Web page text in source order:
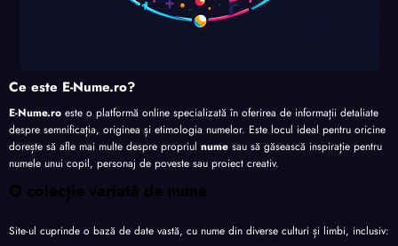
Ce este E-Nume.ro?
E-Nume.ro este o platformă online specializată în oferirea de informații detaliate
despre semnificația, originea și etimologia numelor. Este locul ideal pentru oricine
dorește să afle mai multe despre propriul nume sau să găsească inspirație pentru
numele unui copil, personaj de poveste sau proiect creativ.
O colecție variată de nume
Site-ul cuprinde o bază de date vastă, cu nume din diverse culturi și limbi, inclusiv: